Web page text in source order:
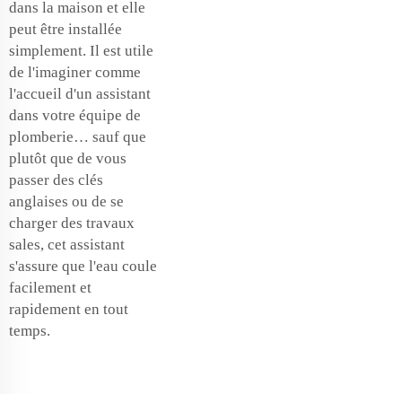
dans la maison et elle
peut être installée
simplement. Il est utile
de l'imaginer comme
l'accueil d'un assistant
dans votre équipe de
plomberie… sauf que
plutôt que de vous
passer des clés
anglaises ou de se
charger des travaux
sales, cet assistant
s'assure que l'eau coule
facilement et
rapidement en tout
temps.